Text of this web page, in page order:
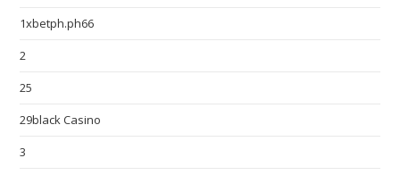
1xbetph.ph66
2
25
29black Casino
3